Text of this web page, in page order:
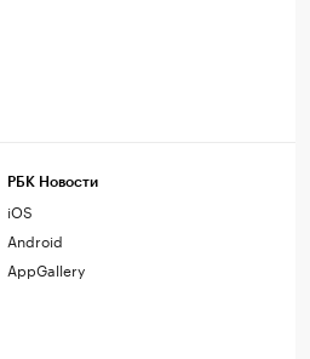
РБК Новости
iOS
Android
AppGallery